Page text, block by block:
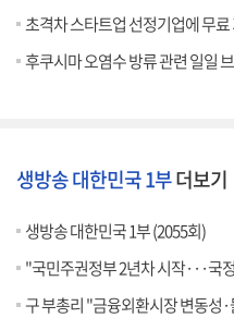
초격차 스타트업 선정기업에 무
후쿠시마 오염수 방류 관련 일일 브리핑·
생방송 대한민국 1부더보기
생방송 대한민국 1부 (2055회)
"국민주권정부 2년차 시작···국
구 부총리 "금융외환시장 변동성·물가